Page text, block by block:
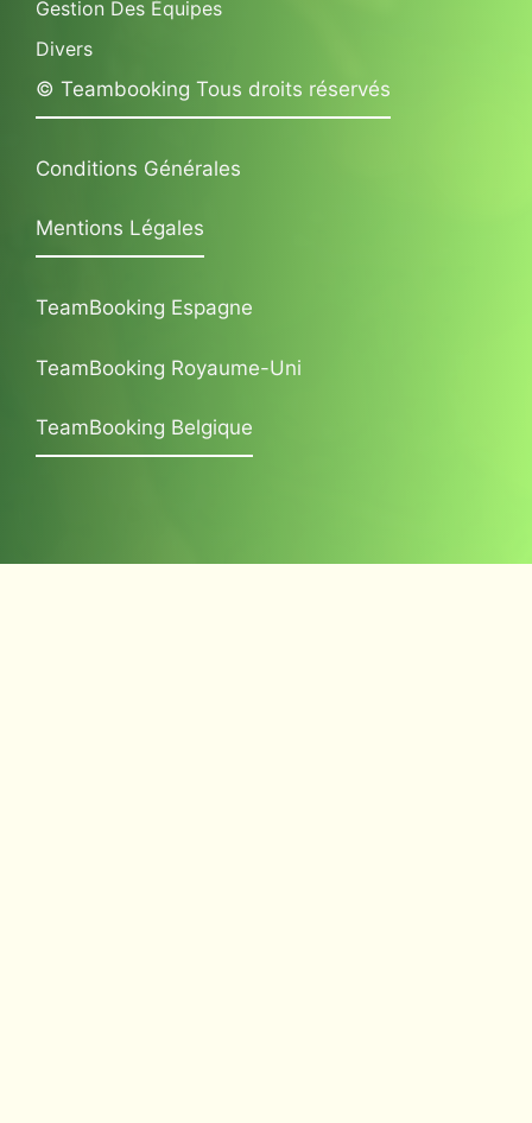
Gestion Des Équipes
Divers
© Teambooking Tous droits réservés
Conditions Générales
Mentions Légales
TeamBooking Espagne
TeamBooking Royaume-Uni
TeamBooking Belgique